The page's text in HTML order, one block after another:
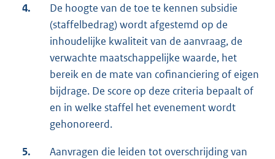
4.
De hoogte van de toe te kennen subsidie
(staffelbedrag) wordt afgestemd op de
inhoudelijke kwaliteit van de aanvraag, de
verwachte maatschappelijke waarde, het
bereik en de mate van cofinanciering of eigen
bijdrage. De score op deze criteria bepaalt of
en in welke staffel het evenement wordt
gehonoreerd.
5.
Aanvragen die leiden tot overschrijding van